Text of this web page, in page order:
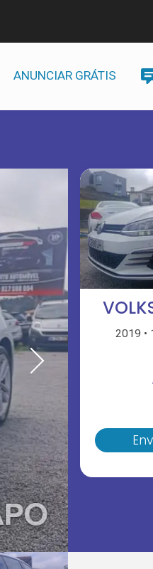
ANUNCIAR GRÁTIS
2019